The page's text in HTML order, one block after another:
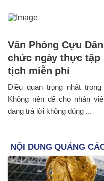
Văn Phòng Cựu
chức ngày thực tập
tịch miễn phí
Điều quan trọng nhất
Không nên để cho nhân
đang trả lời không đúng ...